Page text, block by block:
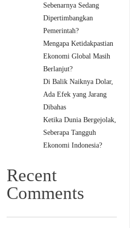
Sebenarnya Sedang
Dipertimbangkan
Pemerintah?
Mengapa Ketidakpastian
Ekonomi Global Masih
Berlanjut?
Di Balik Naiknya Dolar,
Ada Efek yang Jarang
Dibahas
Ketika Dunia Bergejolak,
Seberapa Tangguh
Ekonomi Indonesia?
Recent
Comments